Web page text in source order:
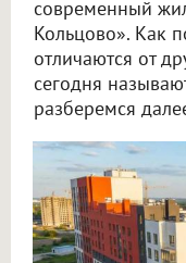
современный
Кольцово». Как
отличаются от
сегодня
разберемся